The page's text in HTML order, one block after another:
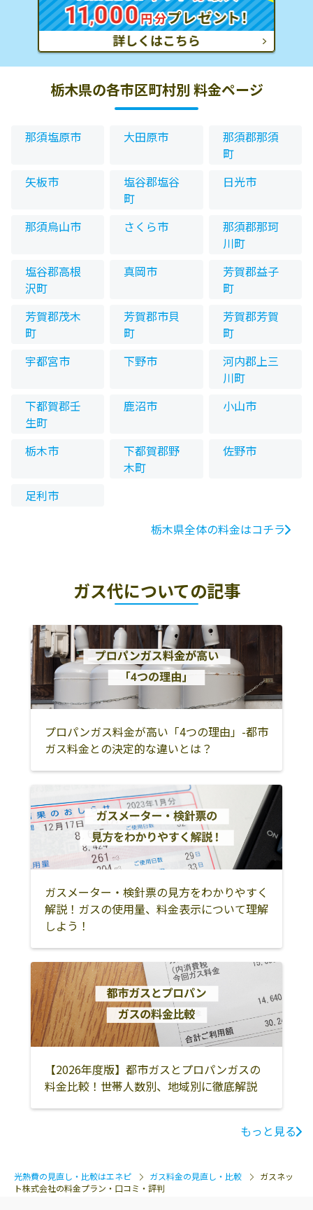
栃木県の各市区町村別 料金ページ
那須塩原市 大田原市
那須郡那須
町
矢板市
塩谷郡塩谷
町
日光市
那須烏山市 さくら市
那須郡那珂
川町
塩谷郡高根
沢町
真岡市
芳賀郡益子
町
芳賀郡茂木
町
芳賀郡市貝
町
芳賀郡芳賀
町
宇都宮市
下野市
河内郡上三
川町
下都賀郡壬
生町
鹿沼市 小山市
栃木市
下都賀郡野
木町
佐野市
足利市
栃木県全体の料金はコチラ
ガス代についての記事
プロパンガス料金が高い「4つの理由」-都市
ガス料金との決定的な違いとは？
ガスメーター・検針票の見方をわかりやすく
解説！ガスの使用量、料金表示について理解
しよう！
【2026年度版】都市ガスとプロパンガスの
料金比較！世帯人数別、地域別に徹底解説
もっと見る
光熱費の見直し・比較はエネピ ガス料金の見直し・比較
ガスネッ
ト株式会社の料金プラン・口コミ・評判